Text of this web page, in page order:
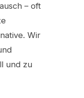
– oft
Wir
und zu